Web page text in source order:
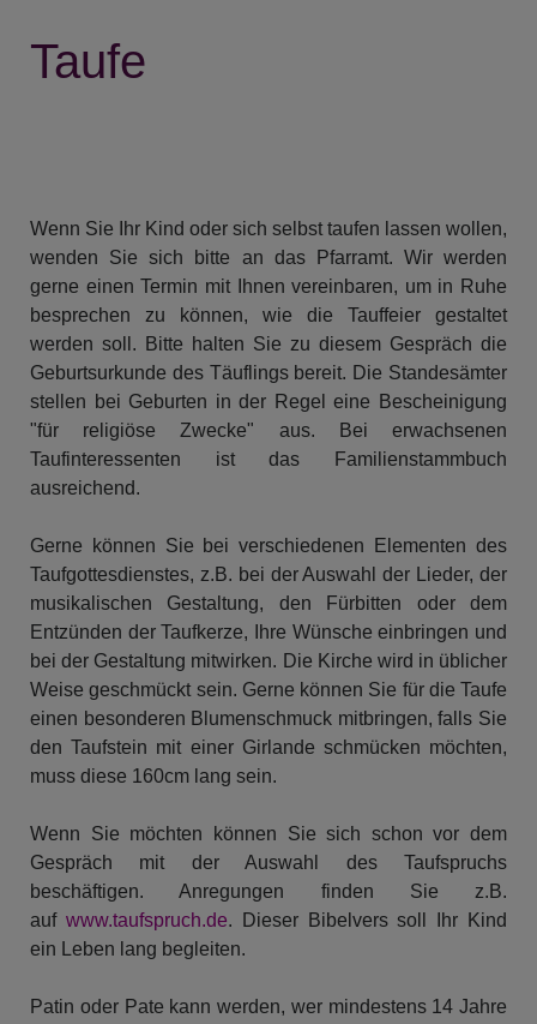
Taufe
Wenn Sie Ihr Kind oder sich selbst taufen lassen wollen,
wenden Sie sich bitte an das Pfarramt. Wir werden
gerne einen Termin mit Ihnen vereinbaren, um in Ruhe
besprechen zu können, wie die Tauffeier gestaltet
werden soll. Bitte halten Sie zu diesem Gespräch die
Geburtsurkunde des Täuflings bereit. Die Standesämter
stellen bei Geburten in der Regel eine Bescheinigung
"für religiöse Zwecke" aus. Bei erwachsenen
Taufinteressenten ist das Familienstammbuch
ausreichend.
Gerne können Sie bei verschiedenen Elementen des
Taufgottesdienstes, z.B. bei der Auswahl der Lieder, der
musikalischen Gestaltung, den Fürbitten oder dem
Entzünden der Taufkerze, Ihre Wünsche einbringen und
bei der Gestaltung mitwirken. Die Kirche wird in üblicher
Weise geschmückt sein. Gerne können Sie für die Taufe
einen besonderen Blumenschmuck mitbringen, falls Sie
den Taufstein mit einer Girlande schmücken möchten,
muss diese 160cm lang sein.
Wenn Sie möchten können Sie sich schon vor dem
Gespräch mit der Auswahl des Taufspruchs
beschäftigen. Anregungen finden Sie z.B.
auf www.taufspruch.de. Dieser Bibelvers soll Ihr Kind
ein Leben lang begleiten.
Patin oder Pate kann werden, wer mindestens 14 Jahre